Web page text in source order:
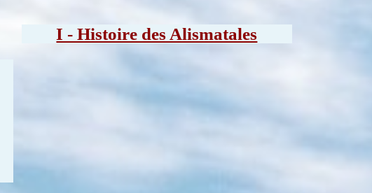
I - Histoire des Alismatales